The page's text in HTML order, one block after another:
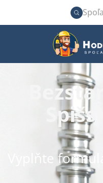
Vyplňte